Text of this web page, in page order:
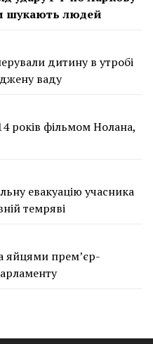
шукають людей
дитину в утробі
ваду
років фільмом Нолана,
евакуацію учасника
темряві
яйцями прем’єр-